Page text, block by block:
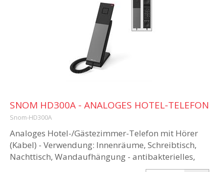
SNOM HD300A - ANALOGES HOTEL-TELEFON
Snom-HD300A
Analoges Hotel-/Gästezimmer-Telefon mit Hörer
(Kabel) - Verwendung: Innenräume, Schreibtisch,
Nachttisch, Wandaufhängung - antibakterielles,